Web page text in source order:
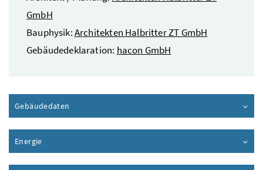
GmbH
Bauphysik:Architekten Halbritter ZT GmbH
Gebäudedeklaration: hacon GmbH
Gebäudedaten
Energie